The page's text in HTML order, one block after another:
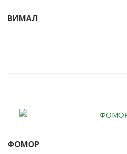
ВИМАЛ
ФОМОР